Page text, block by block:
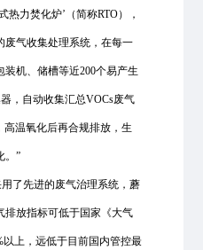
热力焚化炉’（简称RTO），
废气收集处理系统，在每一
机、储槽等近200个易产生
，自动收集汇总VOCs废气
温氧化后再合规排放，生
。”
了先进的废气治理系统，蘑
排放指标可低于国家《大气
上，远低于目前国内管控最